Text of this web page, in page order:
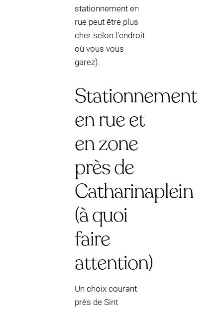
stationnement en
rue peut être plus
cher selon l’endroit
où vous vous
garez).
Stationnement
en rue et
en zone
près de
Catharinaplein
(à quoi
faire
attention)
Un choix courant
près de Sint